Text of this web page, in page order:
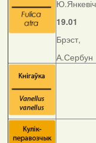
Ю.Янкевіч
19.01
Брэст,
А.Сербун